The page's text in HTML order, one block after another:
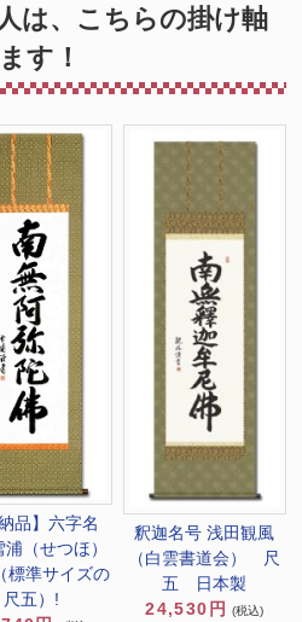
は、こちらの掛け軸
す！
納品】六字名
（せつほ）
標準サイズの
尺五）!
釈迦名号 浅田観風
（白雲書道会） 尺
五 日本製
24,530円
(税込)